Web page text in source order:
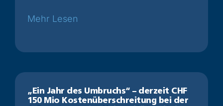
„Ein Jahr des Umbruchs“ – derzeit CHF
150 Mio Kostenüberschreitung bei der